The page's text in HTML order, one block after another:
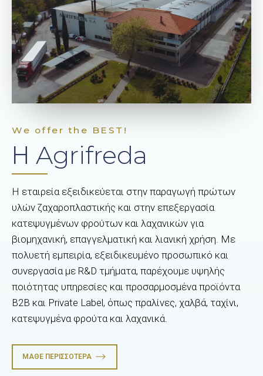
We offer the BEST!
Η Agrifreda
Η εταιρεία εξειδικεύεται στην παραγωγή πρώτων
υλών ζαχαροπλαστικής και στην επεξεργασία
κατεψυγμένων φρούτων και λαχανικών για
βιομηχανική, επαγγελματική και λιανική χρήση. Με
πολυετή εμπειρία, εξειδικευμένο προσωπικό και
συνεργασία με R&D τμήματα, παρέχουμε υψηλής
ποιότητας υπηρεσίες και προσαρμοσμένα προϊόντα
B2B και Private Label, όπως πραλίνες, χαλβά, ταχίνι,
κατεψυγμένα φρούτα και λαχανικά.
ΜΆΘΕ ΠΕΡΙΣΣΌΤΕΡΑ